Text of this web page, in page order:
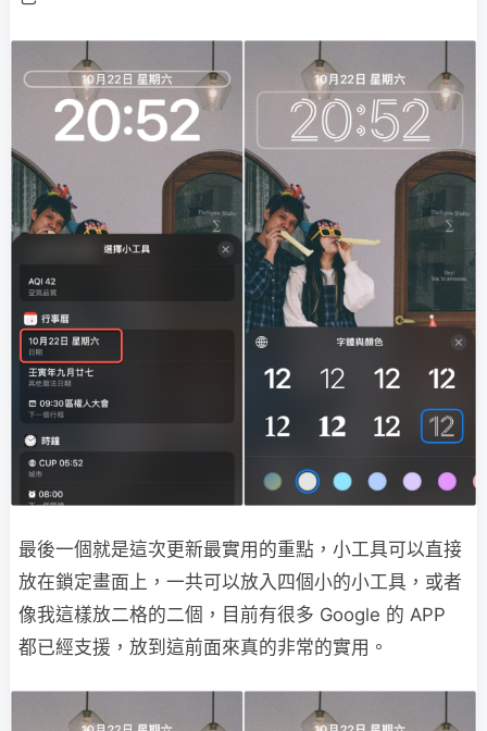
最後一個就是這次更新最實用的重點，小工具可以直接
放在鎖定畫面上，一共可以放入四個小的小工具，或者
像我這樣放二格的二個，目前有很多 Google 的 APP
都已經支援，放到這前面來真的非常的實用。